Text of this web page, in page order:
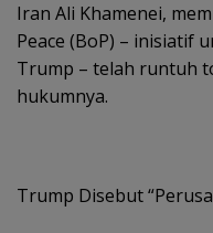
Iran Ali Khamenei,
Peace (BoP) – inisiatif
Trump – telah runtuh
hukumnya.
Trump Disebut